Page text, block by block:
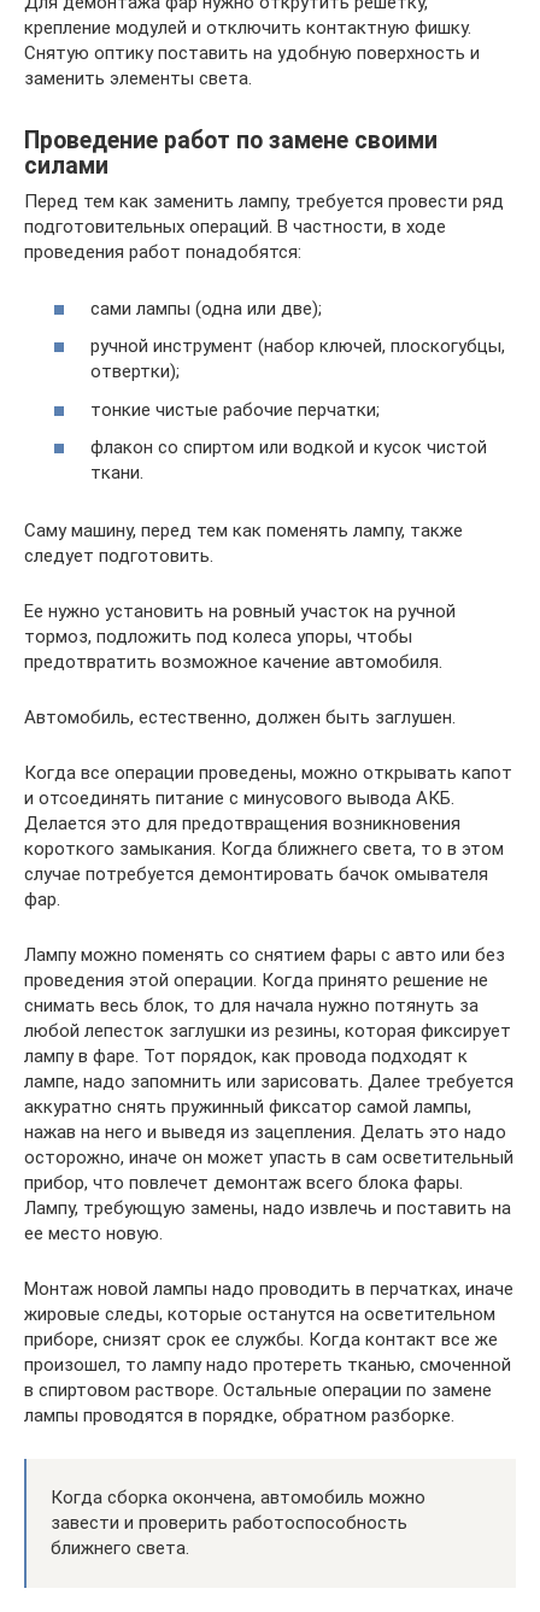
крепление модулей и отключить контактную фишку.
Снятую оптику поставить на удобную поверхность и
заменить элементы света.
Проведение работ по замене своими
силами
Перед тем как заменить лампу, требуется провести ряд
подготовительных операций. В частности, в ходе
проведения работ понадобятся:
сами лампы (одна или две);
ручной инструмент (набор ключей, плоскогубцы,
отвертки);
тонкие чистые рабочие перчатки;
флакон со спиртом или водкой и кусок чистой
ткани.
Саму машину, перед тем как поменять лампу, также
следует подготовить.
Ее нужно установить на ровный участок на ручной
тормоз, подложить под колеса упоры, чтобы
предотвратить возможное качение автомобиля.
Автомобиль, естественно, должен быть заглушен.
Когда все операции проведены, можно открывать капот
и отсоединять питание с минусового вывода АКБ.
Делается это для предотвращения возникновения
короткого замыкания. Когда ближнего света, то в этом
случае потребуется демонтировать бачок омывателя
фар.
Лампу можно поменять со снятием фары с авто или без
проведения этой операции. Когда принято решение не
снимать весь блок, то для начала нужно потянуть за
любой лепесток заглушки из резины, которая фиксирует
лампу в фаре. Тот порядок, как провода подходят к
лампе, надо запомнить или зарисовать. Далее требуется
аккуратно снять пружинный фиксатор самой лампы,
нажав на него и выведя из зацепления. Делать это надо
осторожно, иначе он может упасть в сам осветительный
прибор, что повлечет демонтаж всего блока фары.
Лампу, требующую замены, надо извлечь и поставить на
ее место новую.
Монтаж новой лампы надо проводить в перчатках, иначе
жировые следы, которые останутся на осветительном
приборе, снизят срок ее службы. Когда контакт все же
произошел, то лампу надо протереть тканью, смоченной
в спиртовом растворе. Остальные операции по замене
лампы проводятся в порядке, обратном разборке.
Когда сборка окончена, автомобиль можно
завести и проверить работоспособность
ближнего света.